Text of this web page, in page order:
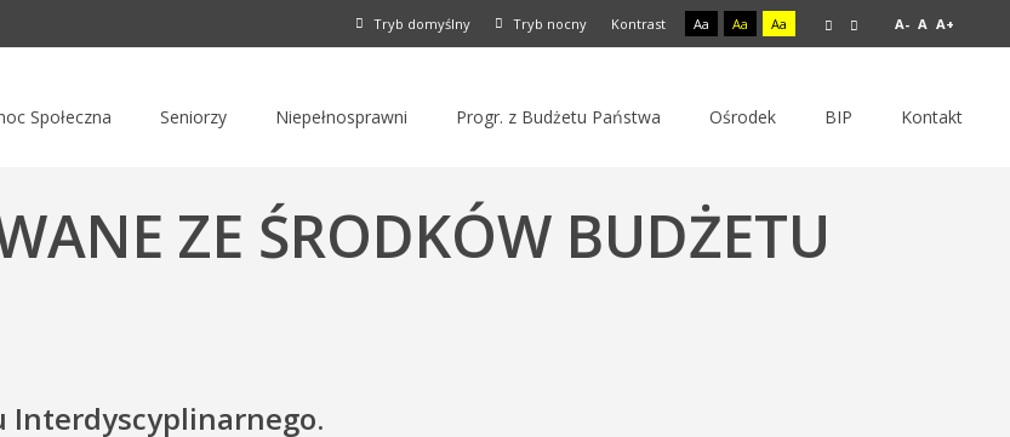
Tryb domyślny Tryb nocny Kontrast Aa Aa Aa A- A A+
Społeczna Seniorzy Niepełnosprawni Progr. z Budżetu Państwa Ośrodek BIP Kontakt
ZE ŚRODKÓW BUDŻETU
Interdyscyplinarnego.